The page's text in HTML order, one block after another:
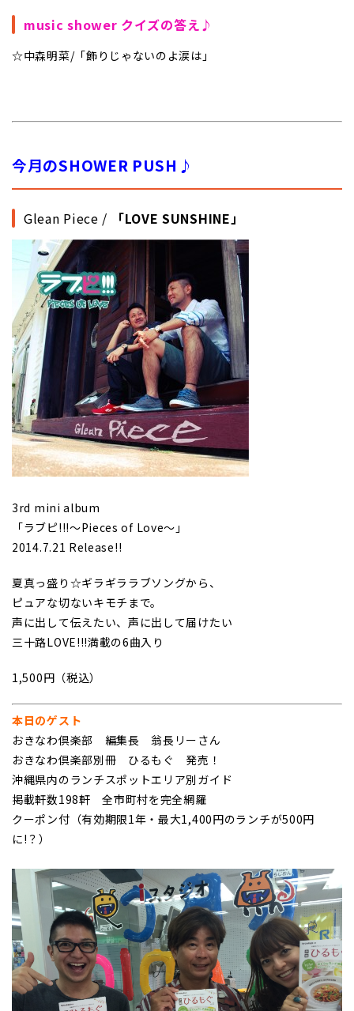
music shower クイズの答え♪
☆中森明菜/「飾りじゃないのよ涙は」
今月のSHOWER PUSH♪
Glean Piece / 「LOVE SUNSHINE」
3rd mini album
「ラブピ!!!〜Pieces of Love〜」
2014.7.21 Release!!
夏真っ盛り☆ギラギララブソングから、
ピュアな切ないキモチまで。
声に出して伝えたい、声に出して届けたい
三十路LOVE!!!満載の6曲入り
1,500円（税込）
本日のゲスト
おきなわ倶楽部 編集長 翁長リーさん
おきなわ倶楽部別冊 ひるもぐ 発売！
沖縄県内のランチスポットエリア別ガイド
掲載軒数198軒 全市町村を完全網羅
クーポン付（有効期限1年・最大1,400円のランチが500円
に!？）